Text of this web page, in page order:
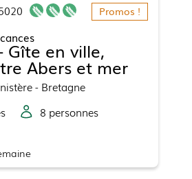
Promos !
Gîte en ville,
Abers et mer
- Bretagne
s 8 personnes